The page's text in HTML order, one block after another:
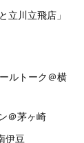
立川立飛店」
ルトーク＠横
＠茅ヶ崎
伊豆